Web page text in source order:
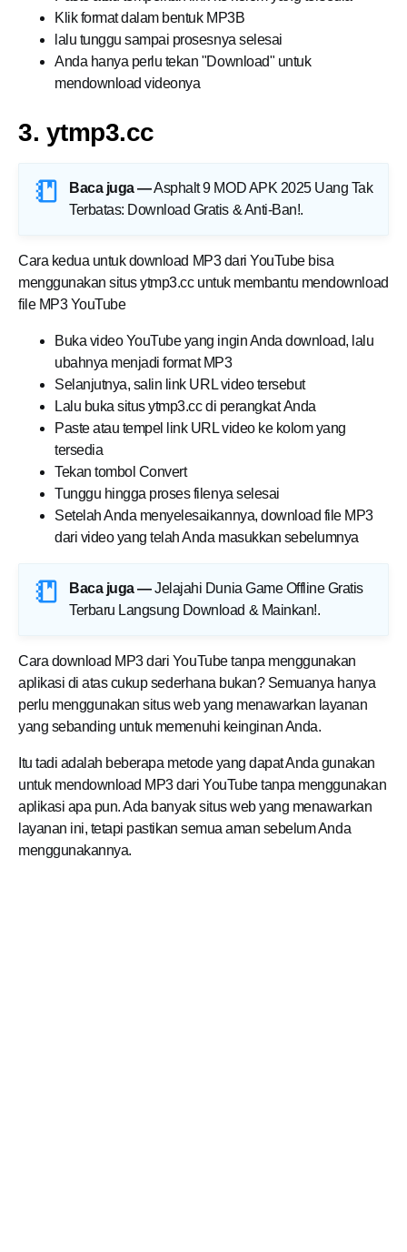
Klik format dalam bentuk MP3B
lalu tunggu sampai prosesnya selesai
Anda hanya perlu tekan "Download" untuk
mendownload videonya
3. ytmp3.cc
Baca juga —Asphalt 9 MOD APK 2025 Uang Tak
Terbatas: Download Gratis & Anti-Ban!.
Cara kedua untuk download MP3 dari YouTube bisa
menggunakan situs ytmp3.cc untuk membantu mendownload
file MP3 YouTube
Buka video YouTube yang ingin Anda download, lalu
ubahnya menjadi format MP3
Selanjutnya, salin link URL video tersebut
Lalu buka situs ytmp3.cc di perangkat Anda
Paste atau tempel link URL video ke kolom yang
tersedia
Tekan tombol Convert
Tunggu hingga proses filenya selesai
Setelah Anda menyelesaikannya, download file MP3
dari video yang telah Anda masukkan sebelumnya
Baca juga — Jelajahi Dunia Game Offline Gratis
Terbaru Langsung Download & Mainkan!.
Cara download MP3 dari YouTube tanpa menggunakan
aplikasi di atas cukup sederhana bukan? Semuanya hanya
perlu menggunakan situs web yang menawarkan layanan
yang sebanding untuk memenuhi keinginan Anda.
Itu tadi adalah beberapa metode yang dapat Anda gunakan
untuk mendownload MP3 dari YouTube tanpa menggunakan
aplikasi apa pun. Ada banyak situs web yang menawarkan
layanan ini, tetapi pastikan semua aman sebelum Anda
menggunakannya.